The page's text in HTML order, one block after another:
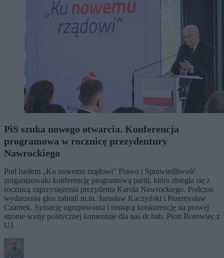
PiS szuka nowego otwarcia. Konferencja
programowa w rocznicę prezydentury
Nawrockiego
Pod hasłem „Ku nowemu rządowi” Prawo i Sprawiedliwość
zorganizowało konferencję programową partii, która zbiegła się z
rocznicą zaprzysiężenia prezydenta Karola Nawrockiego. Podczas
wydarzenia głos zabrali m.in. Jarosław Kaczyński i Przemysław
Czarnek. Sytuację ugrupowania i rosnącą konkurencję na prawej
stronie sceny politycznej komentuje dla nas dr hab. Piotr Borowiec z
UJ.